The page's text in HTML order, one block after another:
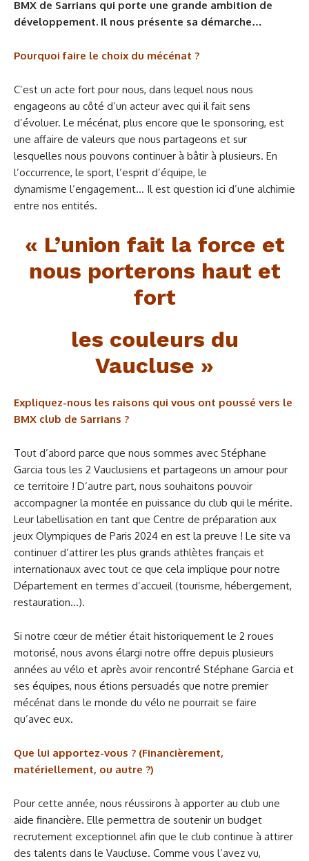
BMX de Sarrians qui porte une grande ambition de
développement. Il nous présente sa démarche…
Pourquoi faire le choix du mécénat ?
C’est un acte fort pour nous, dans lequel nous nous
engageons au côté d’un acteur avec qui il fait sens
d’évoluer. Le mécénat, plus encore que le sponsoring, est
une affaire de valeurs que nous partageons et sur
lesquelles nous pouvons continuer à bâtir à plusieurs. En
l’occurrence, le sport, l’esprit d’équipe, le
dynamisme l’engagement… Il est question ici d’une alchimie
entre nos entités.
« L’union fait la force et
nous porterons haut et
fort
les couleurs du
Vaucluse »
Expliquez-nous les raisons qui vous ont poussé vers le
BMX club de Sarrians ?
Tout d’abord parce que nous sommes avec Stéphane
Garcia tous les 2 Vauclusiens et partageons un amour pour
ce territoire ! D’autre part, nous souhaitons pouvoir
accompagner la montée en puissance du club qui le mérite.
Leur labellisation en tant que Centre de préparation aux
jeux Olympiques de Paris 2024 en est la preuve ! Le site va
continuer d’attirer les plus grands athlètes français et
internationaux avec tout ce que cela implique pour notre
Département en termes d’accueil (tourisme, hébergement,
restauration…).
Si notre cœur de métier était historiquement le 2 roues
motorisé, nous avons élargi notre offre depuis plusieurs
années au vélo et après avoir rencontré Stéphane Garcia et
ses équipes, nous étions persuadés que notre premier
mécénat dans le monde du vélo ne pourrait se faire
qu’avec eux.
Que lui apportez-vous ? (Financièrement,
matériellement, ou autre ?)
Pour cette année, nous réussirons à apporter au club une
aide financière. Elle permettra de soutenir un budget
recrutement exceptionnel afin que le club continue à attirer
des talents dans le Vaucluse. Comme vous l’avez vu,